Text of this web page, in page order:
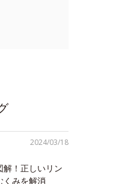
2024/03/18
解！正しいリン
くみを解消